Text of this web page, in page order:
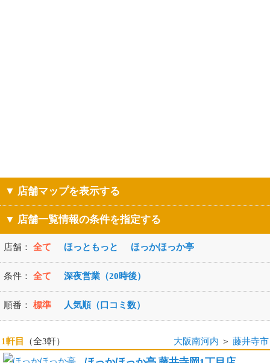
▼ 店舗マップを表示する
▼ 店舗一覧情報の条件を指定する
店舗： 全て ほっともっと ほっかほっか亭
条件： 全て 深夜営業（20時後）
順番： 標準 人気順（口コミ数）
1軒目 （全3軒） 大阪南河内 ＞ 藤井寺市